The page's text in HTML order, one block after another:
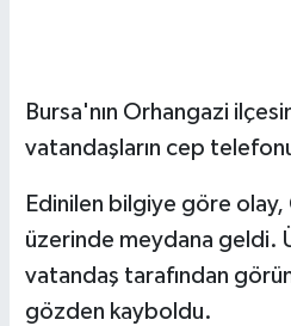
Bursa'nın Orhangazi
vatandaşların cep telefonu
Edinilen bilgiye göre olay,
üzerinde meydana geldi.
vatandaş tarafından
gözden kayboldu.
İNSAN